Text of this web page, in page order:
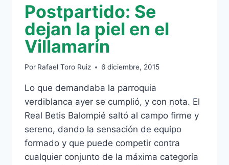
Postpartido: Se
dejan la piel en el
Villamarín
Por Rafael Toro Ruiz 6 diciembre, 2015
Lo que demandaba la parroquia
verdiblanca ayer se cumplió, y con nota. El
Real Betis Balompié saltó al campo firme y
sereno, dando la sensación de equipo
formado y que puede competir contra
cualquier conjunto de la máxima categoría